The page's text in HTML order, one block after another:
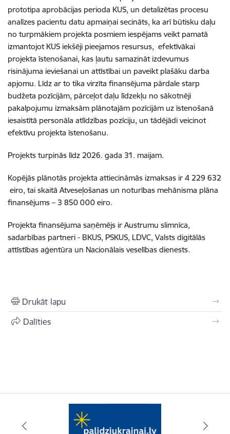
prototipa aprobācijas perioda KUS, un detalizētas procesu
analīzes pacientu datu apmaiņai secināts, ka arī būtisku daļu
no turpmākiem projekta posmiem iespējams veikt pamatā
izmantojot KUS iekšēji pieejamos resursus, efektīvākai
projekta īstenošanai, kas ļautu samazināt izdevumus
risinājuma ieviešanai un attīstībai un paveikt plašāku darba
apjomu. Līdz ar to tika virzīta finansējuma pārdale starp
budžeta pozīcijām, pārceļot daļu līdzekļu no sākotnēji
pakalpojumu izmaksām plānotajām pozīcijām uz īstenošanā
iesaistītā personāla atlīdzības pozīciju, un tādējādi veicinot
efektīvu projekta īstenošanu.
Projekts turpinās līdz 2026. gada 31. maijam.
Kopējās plānotās projekta attiecināmās izmaksas ir 4 229 632
eiro, tai skaitā Atveseļošanas un noturības mehānisma plāna
finansējums – 3 850 000 eiro.
Projekta finansējuma saņēmējs ir Austrumu slimnīca,
sadarbības partneri - BKUS, PSKUS, LDVC, Valsts digitālās
attīstības aģentūra un Nacionālais veselības dienests.
Drukāt lapu
Dalīties